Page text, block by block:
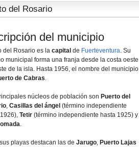
del Rosario
del municipio
del Rosario es la capital de Fuerteventura. Su
municipal forma una franja desde la costa oeste
de la isla. Hasta 1956, el nombre del municipio
de Cabras.
núcleos de población son Puerto del
, Casillas del ángel (término independiente
Tetir (término independiente hasta 1925) y
.
playas destacan las de Jarugo, Puerto Lajas